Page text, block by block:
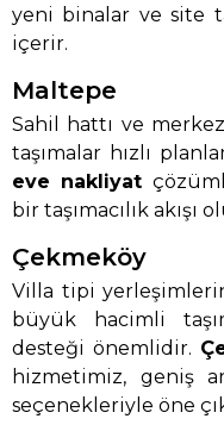
yeni binalar ve site
içerir.
Maltepe
Sahil hattı ve
taşımalar hızlı
eve nakliyat
bir taşımacılık akışı
Çekmeköy
Villa tipi
büyük hacimli
desteği önemlidir.
hizmetimiz, geniş
seçenekleriyle öne